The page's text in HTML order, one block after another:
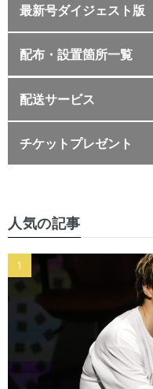
最新号ダイジェスト版
配布・設置箇所一覧
配送サービス
チケットプレゼント
人気の記事